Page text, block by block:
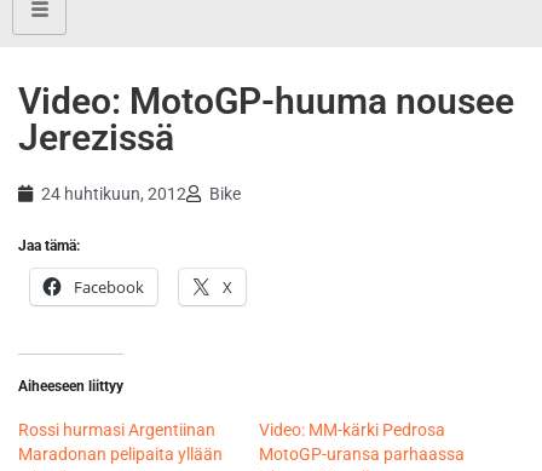
Video: MotoGP-huuma nousee
Jerezissä
24 huhtikuun, 2012 Bike
Jaa tämä:
Facebook X
Aiheeseen liittyy
Rossi hurmasi Argentiinan
Maradonan pelipaita yllään
Video: MM-kärki Pedrosa
MotoGP-uransa parhaassa